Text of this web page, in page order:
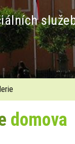
domova